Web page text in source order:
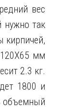
вес
нужно так
кирпичей,
мм
2.3 кг.
1800 и
объемный